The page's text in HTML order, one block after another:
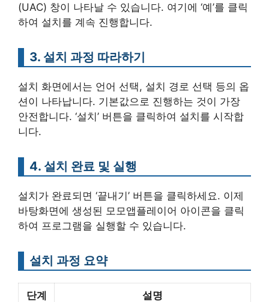
(UAC) 창이 나타날 수 있습니다. 여기에 ‘예’를 클릭
하여 설치를 계속 진행합니다.
3. 설치 과정 따라하기
설치 화면에서는 언어 선택, 설치 경로 선택 등의 옵
션이 나타납니다. 기본값으로 진행하는 것이 가장
안전합니다. ‘설치’ 버튼을 클릭하여 설치를 시작합
니다.
4. 설치 완료 및 실행
설치가 완료되면 ‘끝내기’ 버튼을 클릭하세요. 이제
바탕화면에 생성된 모모앱플레이어 아이콘을 클릭
하여 프로그램을 실행할 수 있습니다.
설치 과정 요약
단계 설명